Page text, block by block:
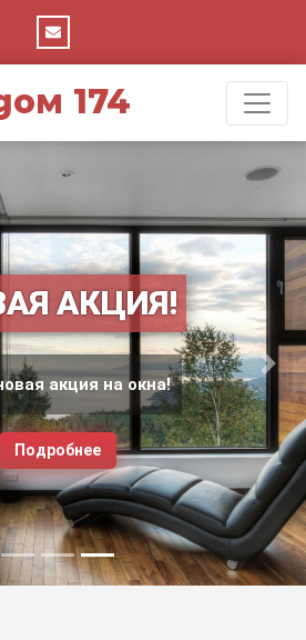
174
АКЦИЯ!
акция на окна!
Подробнее
Next
оконного проема или
правильно, то зимой в
тепло и обеспечивается